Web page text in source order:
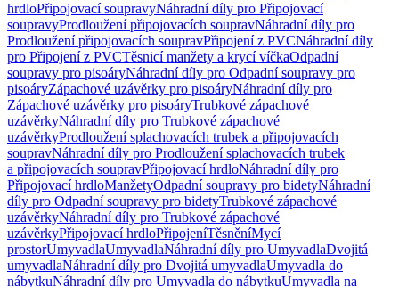
hrdloPřipojovací soupravyNáhradní díly pro Připojovací
soupravyProdloužení připojovacích soupravNáhradní díly pro
Prodloužení připojovacích soupravPřipojení z PVCNáhradní díly
pro Připojení z PVCTěsnicí manžety a krycí víčkaOdpadní
soupravy pro pisoáryNáhradní díly pro Odpadní soupravy pro
pisoáryZápachové uzávěrky pro pisoáryNáhradní díly pro
Zápachové uzávěrky pro pisoáryTrubkové zápachové
uzávěrkyNáhradní díly pro Trubkové zápachové
uzávěrkyProdloužení splachovacích trubek a připojovacích
soupravNáhradní díly pro Prodloužení splachovacích trubek
a připojovacích soupravPřipojovací hrdloNáhradní díly pro
Připojovací hrdloManžetyOdpadní soupravy pro bidetyNáhradní
díly pro Odpadní soupravy pro bidetyTrubkové zápachové
uzávěrkyNáhradní díly pro Trubkové zápachové
uzávěrkyPřipojovací hrdloPřipojeníTěsněníMycí
prostorUmyvadlaUmyvadlaNáhradní díly pro UmyvadlaDvojitá
umyvadlaNáhradní díly pro Dvojitá umyvadlaUmyvadla do
nábytkuNáhradní díly pro Umyvadla do nábytkuUmyvadla na